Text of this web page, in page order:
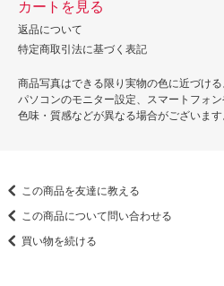
カートを見る
返品について
特定商取引法に基づく表記
商品写真はできる限り実物の色に近づけ
パソコンのモニター設定、スマートフォ
色味・質感などが異なる場合がございます
この商品を友達に教える
この商品について問い合わせる
買い物を続ける